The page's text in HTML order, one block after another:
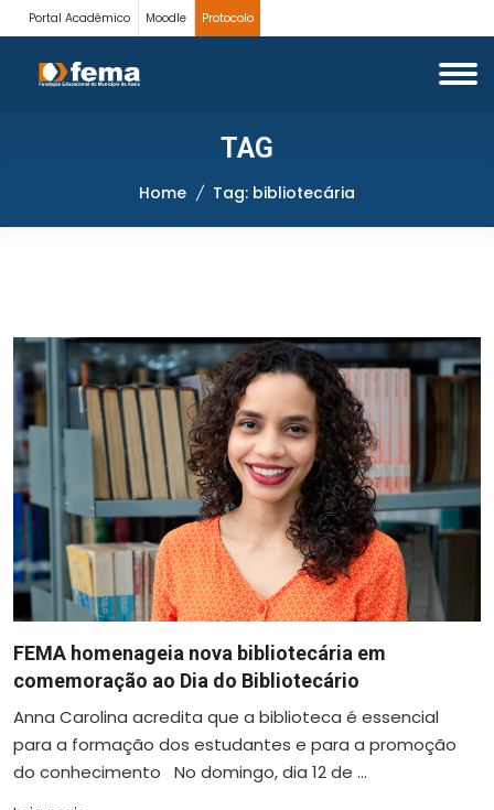
Portal Acadêmico Moodle Protocolo
TAG
Home Tag: bibliotecária
FEMA homenageia nova bibliotecária em
comemoração ao Dia do Bibliotecário
Anna Carolina acredita que a biblioteca é essencial
para a formação dos estudantes e para a promoção
do conhecimento No domingo, dia 12 de ...